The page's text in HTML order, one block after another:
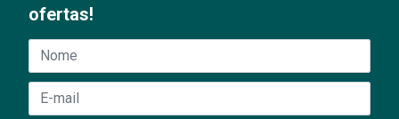
ofertas!